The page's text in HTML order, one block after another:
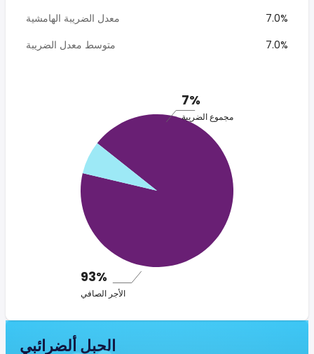
معدل الضريبة الهامشية
7.0%
متوسط معدل الضريبة
7.0%
7%
مجموع الضريبة
93%
الأجر الصافي
الجبل ألضرائبي